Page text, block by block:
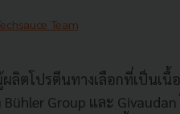
Team
ลิตโปรตีนทางเลือกที่เป็นเ
Group และ